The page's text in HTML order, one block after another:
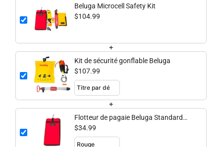
Beluga Microcell Safety Kit
$104.99
+
Kit de sécurité gonflable Beluga
$107.99
+
Flotteur de pagaie Beluga Standard
Microcell
$34.99